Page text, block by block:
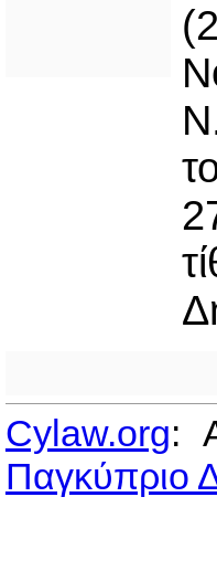
Cylaw.org:
Παγκύπριο